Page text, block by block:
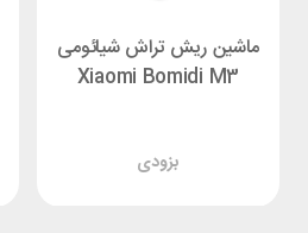
ماشین ریش تراش شیائومی
Xiaomi Bomidi M3
بزودی